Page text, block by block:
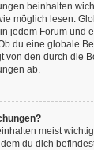
beinhalten
möglich lesen.
jedem Forum und
du eine globale
von den durch die
ab.
meist
du dich